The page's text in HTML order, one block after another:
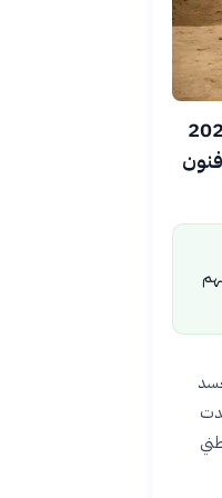
التراث السعودية يوم الجمعة 8 أغسطس 2026